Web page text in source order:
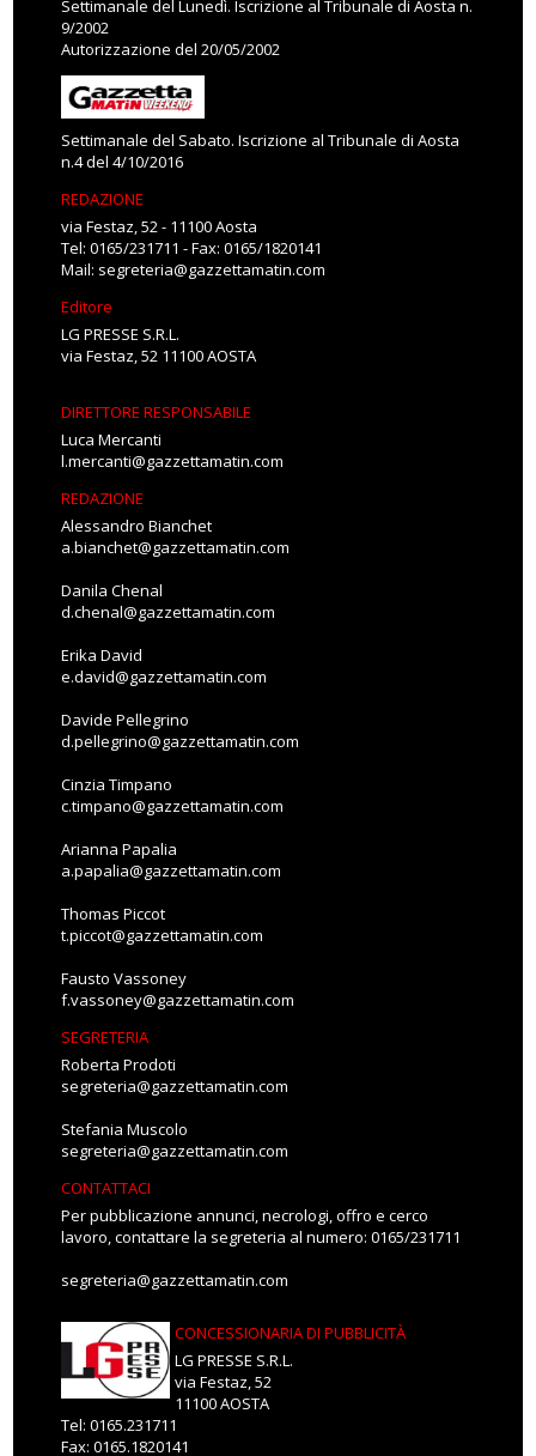
Settimanale del Lunedì. Iscrizione al Tribunale di Aosta n.
9/2002
Autorizzazione del 20/05/2002
Settimanale del Sabato. Iscrizione al Tribunale di Aosta
n.4 del 4/10/2016
REDAZIONE
via Festaz, 52 - 11100 Aosta
Tel: 0165/231711 - Fax: 0165/1820141
Mail: segreteria@gazzettamatin.com
Editore
LG PRESSE S.R.L.
via Festaz, 52 11100 AOSTA
DIRETTORE RESPONSABILE
Luca Mercanti
l.mercanti@gazzettamatin.com
REDAZIONE
Alessandro Bianchet
a.bianchet@gazzettamatin.com
Danila Chenal
d.chenal@gazzettamatin.com
Erika David
e.david@gazzettamatin.com
Davide Pellegrino
d.pellegrino@gazzettamatin.com
Cinzia Timpano
c.timpano@gazzettamatin.com
Arianna Papalia
a.papalia@gazzettamatin.com
Thomas Piccot
t.piccot@gazzettamatin.com
Fausto Vassoney
f.vassoney@gazzettamatin.com
SEGRETERIA
Roberta Prodoti
segreteria@gazzettamatin.com
Stefania Muscolo
segreteria@gazzettamatin.com
CONTATTACI
Per pubblicazione annunci, necrologi, offro e cerco
lavoro, contattare la segreteria al numero: 0165/231711
segreteria@gazzettamatin.com
CONCESSIONARIA DI PUBBLICITÀ
LG PRESSE S.R.L.
via Festaz, 52
11100 AOSTA
Tel: 0165.231711
Fax: 0165.1820141